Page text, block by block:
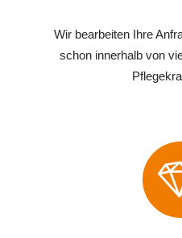
Wir bearbeiten Ihre
schon innerhalb von